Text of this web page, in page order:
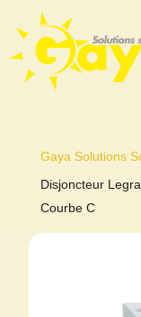
Gaya Solutions
Disjoncteur
Courbe C